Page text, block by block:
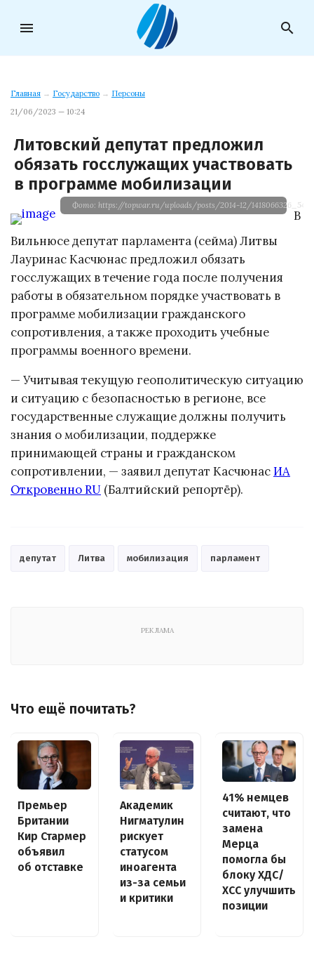
menu search
Главная → Государство → Персоны
21/06/2023 — 10:24
Литовский депутат предложил
обязать госслужащих участвовать
в программе мобилизации
Фото: https://topwar.ru/uploads/posts/2014-12/
В
Вильнюсе депутат парламента (сейма) Литвы
Лауринас Касчюнас предложил обязать
госслужащих в течение года после получения
работы в обязательном порядке участвовать в
программе мобилизации гражданского
сопротивления, а также проходить учебные
программы военного времени.
— Учитывая текущую геополитическую ситуацию
и ситуацию с безопасностью в регионе, все
государственные служащие должны получить
знания о мобилизации, поддержке
принимающей страны и гражданском
сопротивлении, — заявил депутат КасчюнасИА
Откровенно RU (Балтийский репортёр).
депутат Литва мобилизация парламент
РЕКЛАМА
Что ещё почитать?
Премьер
Британии
Кир Стармер
объявил
об отставке
Академик
Нигматулин
рискует
статусом
иноагента
из-за семьи
и критики
41% немцев
считают, что
замена
Мерца
помогла бы
блоку ХДС/
ХСС улучшить
позиции